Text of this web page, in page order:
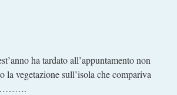
ha tardato all’appuntamento non
la vegetazione sull’isola che compariva